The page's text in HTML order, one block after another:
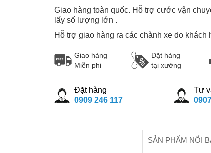
Giao hàng toàn quốc. Hỗ trợ cước vận
lấy số lượng lớn .
Hỗ trợ giao hàng ra các chành xe do khách
Giao hàng
Miễn phi
Đặt hàng
tại xưởng
Đặt hàng
0909 246 117
Tư
SẢN PHẨM NỔI